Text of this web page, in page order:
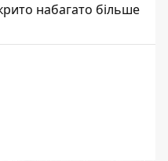
набагато більше